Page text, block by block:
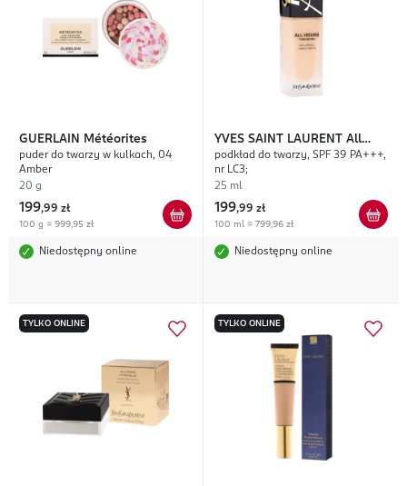
GUERLAIN Météorites
puder do twarzy w kulkach, 04
Amber
20 g
199,99 zł
100 g = 999,95 zł
Niedostępny online
YVES SAINT LAURENT All
Hours
podkład do twarzy, SPF 39 PA+++,
nr LC3;
25 ml
199,99 zł
100 ml = 799,96 zł
Niedostępny online
TYLKO ONLINE TYLKO ONLINE